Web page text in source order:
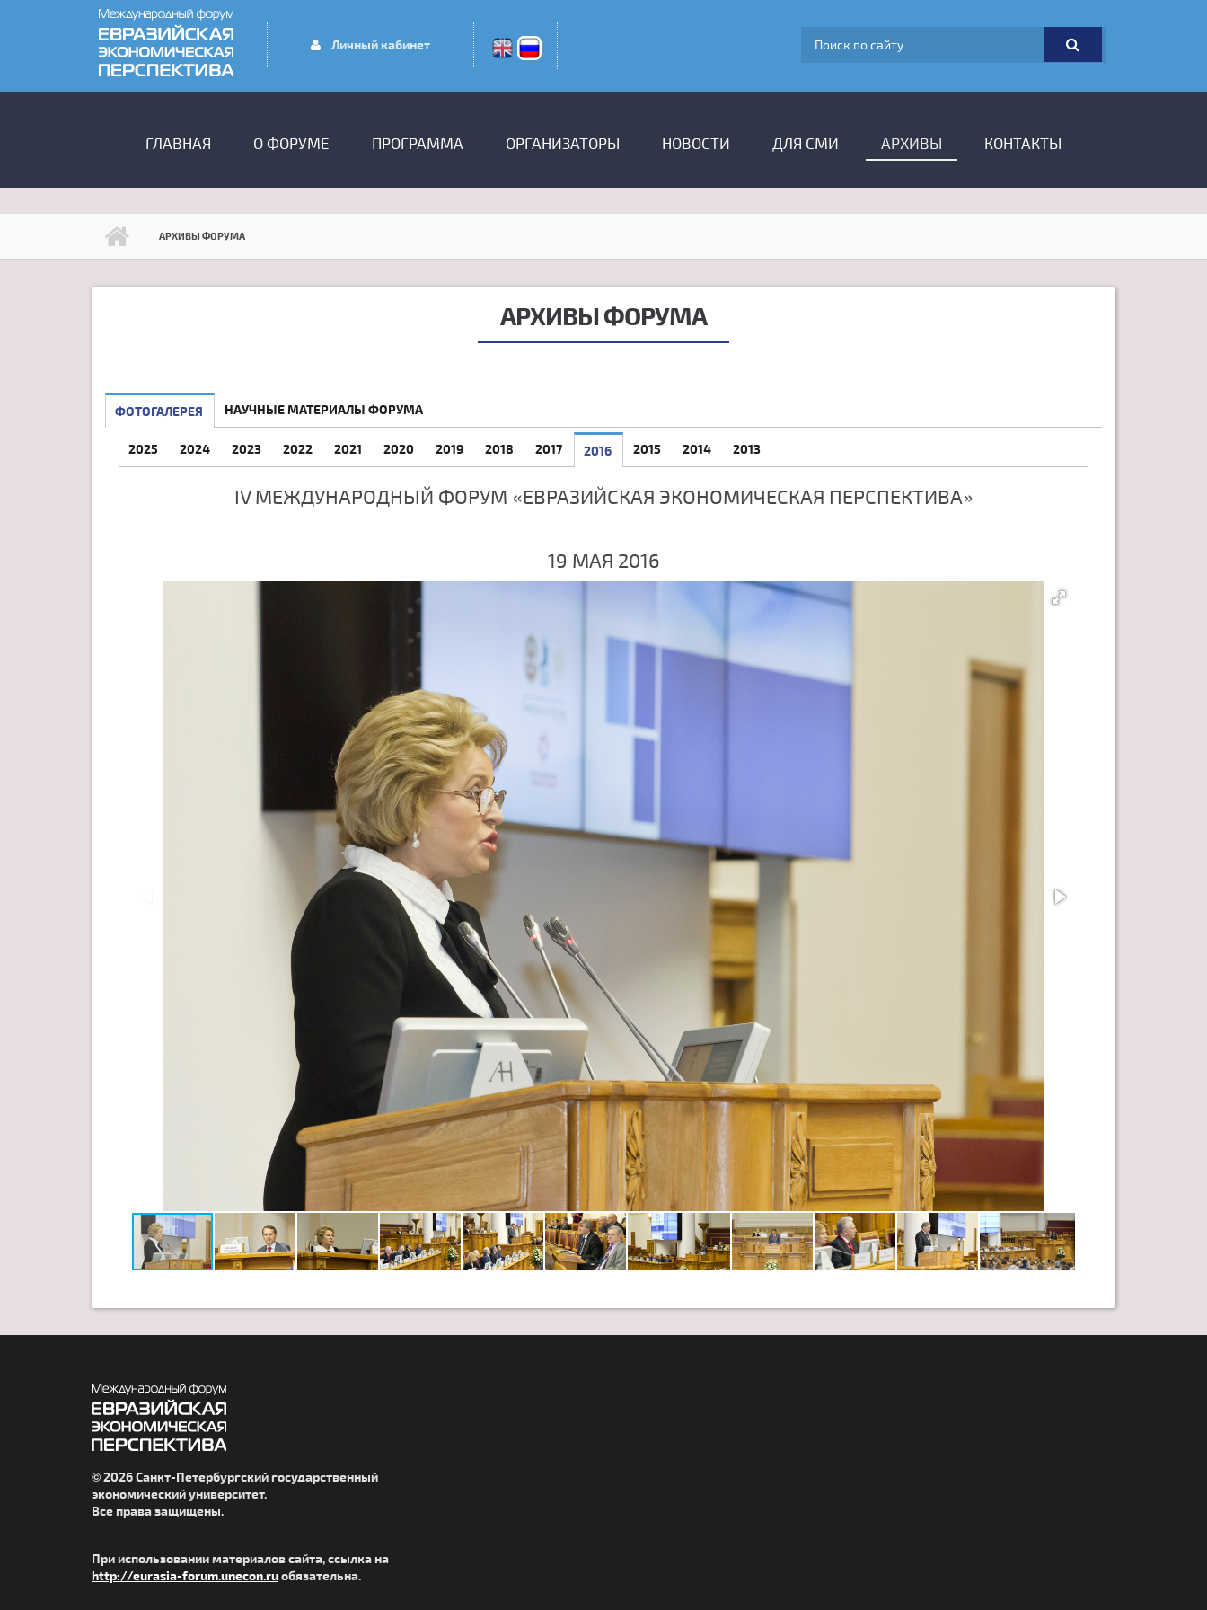
Перейти к основному содержанию
Личный кабинет ФОРМА ПОИСКА
ГЛАВНОЕ МЕНЮ
ГЛАВНАЯ О ФОРУМЕ ПРОГРАММА ОРГАНИЗАТОРЫ НОВОСТИ ДЛЯ СМИ АРХИВЫ КОНТАКТЫ
АРХИВЫ ФОРУМА
АРХИВЫ ФОРУМА
ФОТОГАЛЕРЕЯ НАУЧНЫЕ МАТЕРИАЛЫ ФОРУМА
2025 2024 2023 2022 2021 2020 2019 2018 2017 2016 2015 2014 2013
IV МЕЖДУНАРОДНЫЙ ФОРУМ «ЕВРАЗИЙСКАЯ ЭКОНОМИЧЕСКАЯ ПЕРСПЕКТИВА»
19 МАЯ 2016
© 2026 Санкт-Петербургский государственный
экономический университет.
Все права защищены.
При использовании материалов сайта, ссылка на
http://eurasia-forum.unecon.ruобязательна.